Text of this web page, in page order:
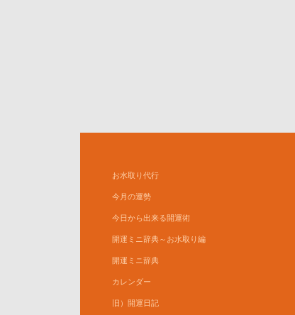
お水取り代行
今月の運勢
今日から出来る開運術
開運ミニ辞典～お水取り編
開運ミニ辞典
カレンダー
旧）開運日記